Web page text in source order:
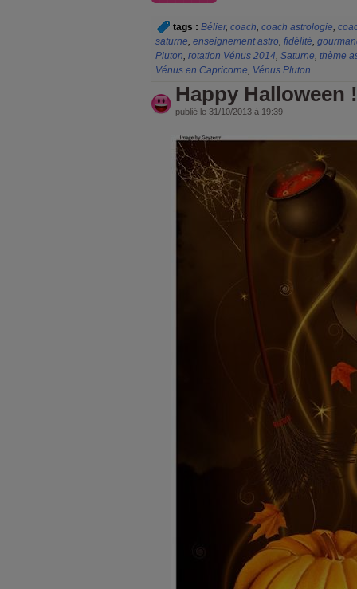
tags : Bélier, coach, coach astrologie,
saturne, enseignement astro, fidélité,
Pluton, rotation Vénus 2014, Saturne, thème
Vénus en Capricorne, Vénus Pluton
Happy Halloween !
publié le 31/10/2013 à 19:39